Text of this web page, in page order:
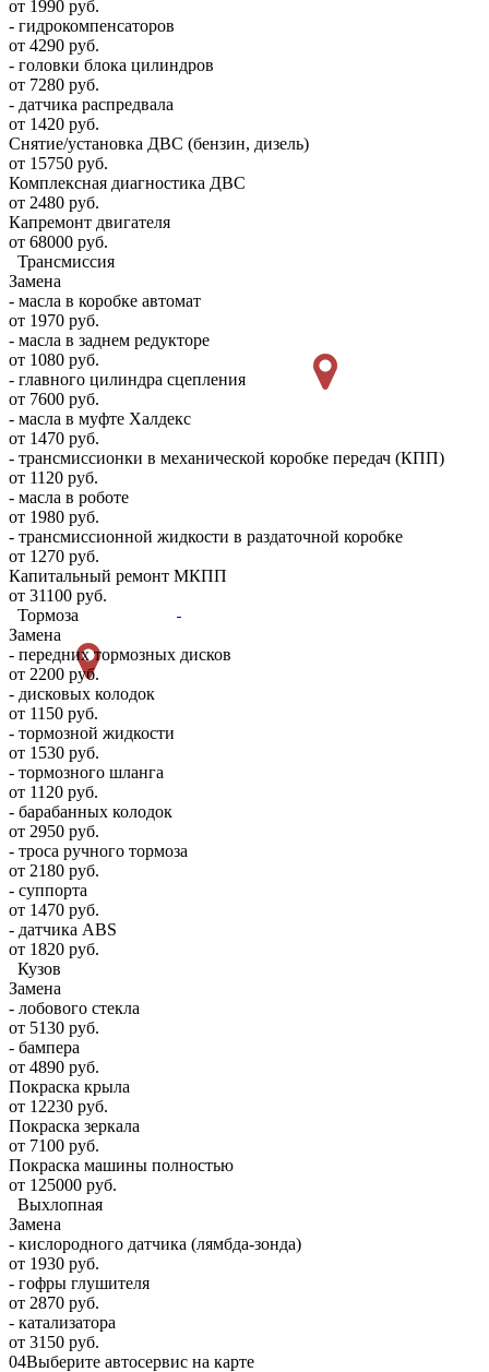
от 1990 руб.
- гидрокомпенсаторов
от 4290 руб.
- головки блока цилиндров
от 7280 руб.
- датчика распредвала
от 1420 руб.
Снятие/установка ДВС (бензин, дизель)
от 15750 руб.
Комплексная диагностика ДВС
от 2480 руб.
Капремонт двигателя
от 68000 руб.
Трансмиссия
Замена
- масла в коробке автомат
от 1970 руб.
- масла в заднем редукторе
от 1080 руб.
- главного цилиндра сцепления
от 7600 руб.
- масла в муфте Халдекс
от 1470 руб.
- трансмиссионки в механической коробке передач (КПП)
от 1120 руб.
- масла в роботе
от 1980 руб.
- трансмиссионной жидкости в раздаточной коробке
от 1270 руб.
Капитальный ремонт МКПП
от 31100 руб.
Тормоза
Замена
- передних тормозных дисков
от 2200 руб.
- дисковых колодок
от 1150 руб.
- тормозной жидкости
от 1530 руб.
- тормозного шланга
от 1120 руб.
- барабанных колодок
от 2950 руб.
- троса ручного тормоза
от 2180 руб.
- суппорта
от 1470 руб.
- датчика ABS
от 1820 руб.
Кузов
Замена
- лобового стекла
от 5130 руб.
- бампера
от 4890 руб.
Покраска крыла
от 12230 руб.
Покраска зеркала
от 7100 руб.
Покраска машины полностью
от 125000 руб.
Выхлопная
Замена
- кислородного датчика (лямбда-зонда)
от 1930 руб.
- гофры глушителя
от 2870 руб.
- катализатора
от 3150 руб.
04Выберите автосервис на карте